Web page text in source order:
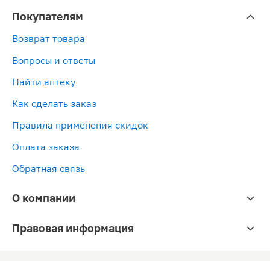
Покупателям
Возврат товара
Вопросы и ответы
Найти аптеку
Как сделать заказ
Правила применения скидок
Оплата заказа
Обратная связь
О компании
Правовая информация